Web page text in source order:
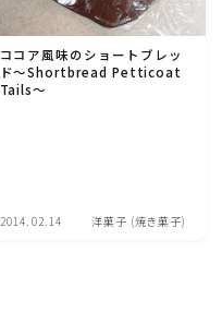
ココア風味のショートブレッ
ド～Shortbread Petticoat
Tails～
2014.02.14 洋菓子 (焼き菓子)